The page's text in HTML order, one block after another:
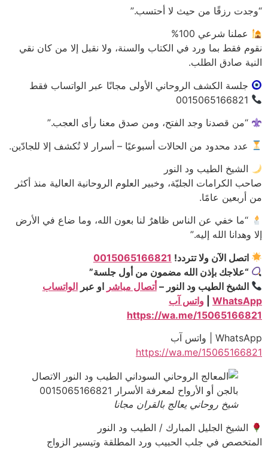
“وجدت رزقًا من حيث لا أحتسب.”
عملنا شرعي 100%
نقوم فقط بما ورد في الكتاب والسنة، ولا نقبل إلا من كان نقي
النية صادق الطلب.
جلسة الكشف الروحاني الأولى مجانًا عبر الواتساب فقط
“من قصدنا وجد الفتح، ومن صدق معنا رأى العجب.”
عدد محدود من الحالات أسبوعيًا – أسرار لا تُكشف إلا للجادّين.
الشيخ الطيب ود النور
صاحب الكرامات الجليّة، وخبير العلوم الروحانية العالية منذ أكثر
من أربعين عامًا.
“ما خفي عن الناس ظاهرٌ لنا بعون الله، وما ضاع في الأرض
إلا وهدانا الله إليه.”
اتصل الآن ولا تتردد! 0015065166821
“علاجك بإذن الله مضمون من أول جلسة”
الشيخ الطيب ود النور –أتصال مباشر او عبرالواتساب
WhatsApp
واتس آب
https://wa.me/15065166821
WhatsApp | واتس آب
https://wa.me/15065166821
شيخ روحاني يعالج بالقران مجانا
الشيخ الجليل المبارك / الطيب ود النور
المتخصص في جلب الحبيب ورد المطلقة وتيسير الزواج